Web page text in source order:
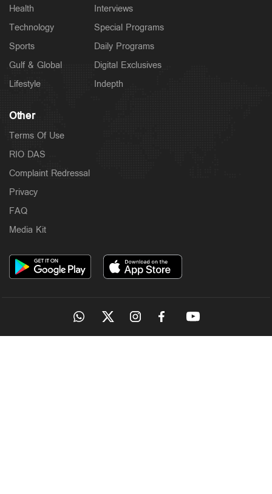
Health
Technology
Sports
Gulf & Global
Lifestyle
Interviews
Special Programs
Daily Programs
Digital Exclusives
Indepth
Other
Terms Of Use
RIO DAS
Complaint Redressal
Privacy
FAQ
Media Kit